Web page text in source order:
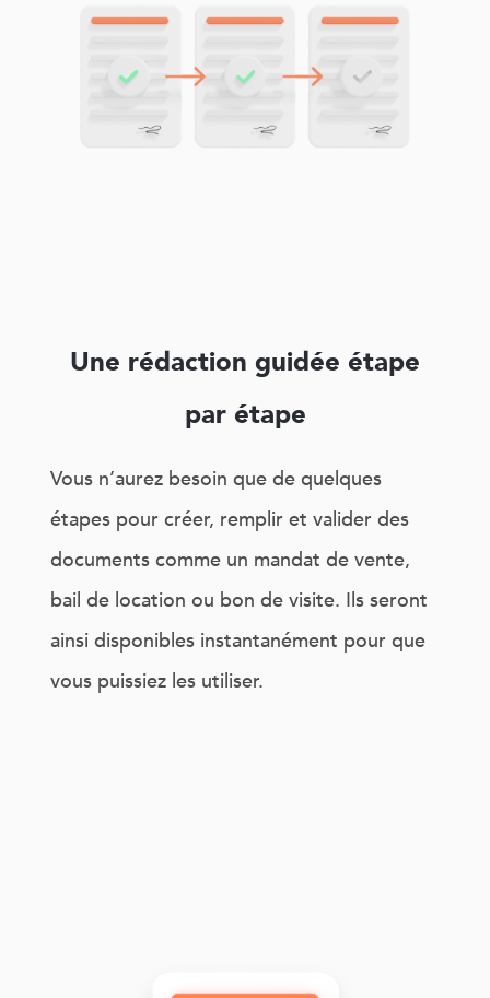
Une rédaction guidée étape
par étape
Vous n’aurez besoin que de quelques
étapes pour créer, remplir et valider des
documents comme un mandat de vente,
bail de location ou bon de visite. Ils seront
ainsi disponibles instantanément pour que
vous puissiez les utiliser.